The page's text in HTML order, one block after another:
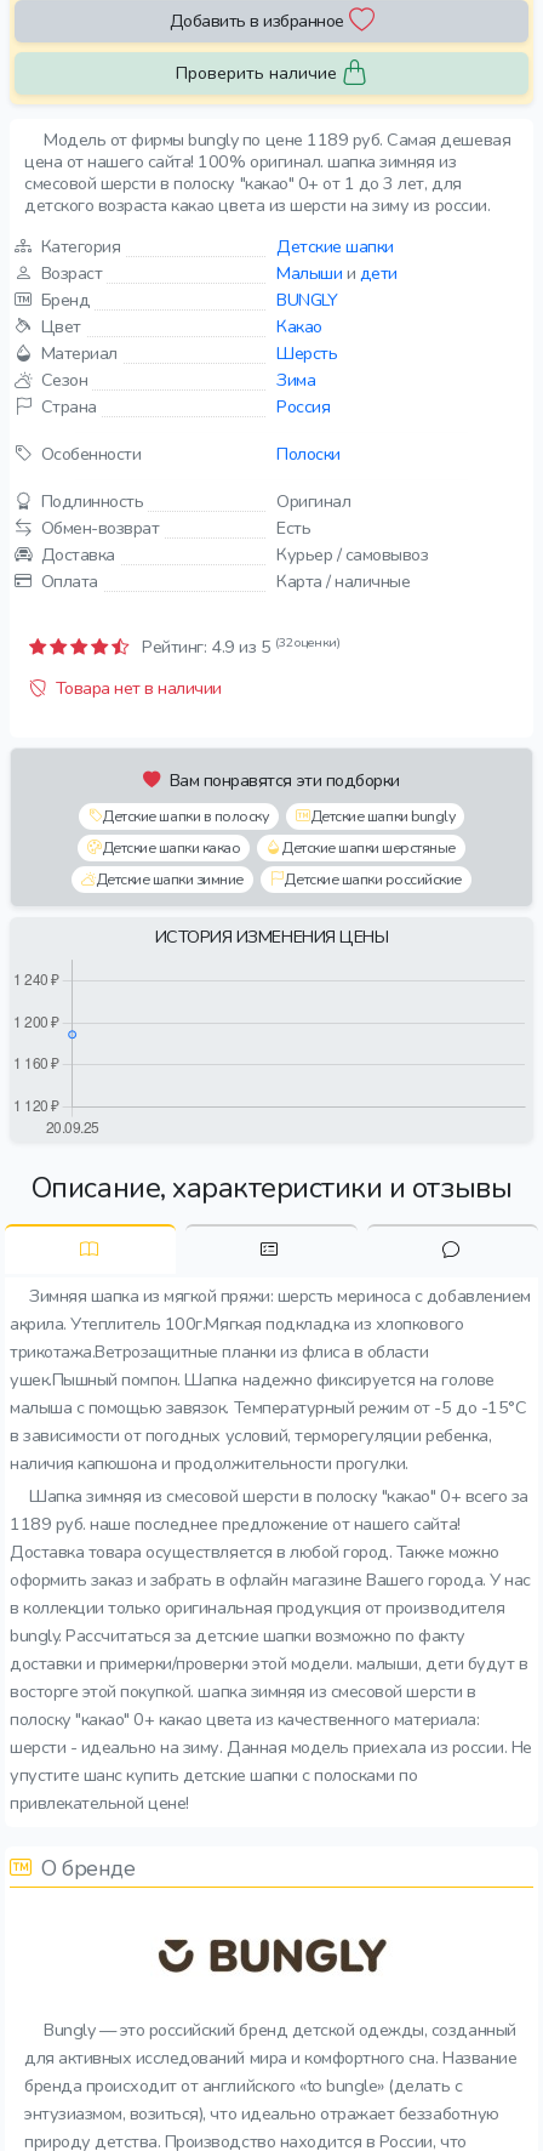
Модель от фирмы bungly по цене 1189 руб. Самая дешевая
цена от нашего сайта! 100% оригинал. шапка зимняя из
смесовой шерсти в полоску "какао" 0+ от 1 до 3 лет, для
детского возраста какао цвета из шерсти на зиму из россии.
Категория
Детские шапки
Возраст
Малыши и дети
Бренд
BUNGLY
Цвет
Какао
Материал
Шерсть
Сезон
Зима
Страна
Россия
Особенности
Полоски
Подлинность
Оригинал
Обмен-возврат
Есть
Доставка
Курьер / самовывоз
Оплата
Карта / наличные
Рейтинг: 4.9 из 5 (32 оценки)
Товара нет в наличии
Вам понравятся эти подборки
Детские шапки в полоску
Детские шапки bungly
Детские шапки какао
Детские шапки шерстяные
Детские шапки зимние
Детские шапки российские
ИСТОРИЯ ИЗМЕНЕНИЯ ЦЕНЫ
Добавить в избранное
Проверить наличие
Описание, характеристики и отзывы
Зимняя шапка из мягкой пряжи: шерсть мериноса с добавлением
акрила. Утеплитель 100г.Мягкая подкладка из хлопкового
трикотажа.Ветрозащитные планки из флиса в области
ушек.Пышный помпон. Шапка надежно фиксируется на голове
малыша с помощью завязок. Температурный режим от -5 до -15°C
в зависимости от погодных условий, терморегуляции ребенка,
наличия капюшона и продолжительности прогулки.
Шапка зимняя из смесовой шерсти в полоску "какао" 0+ всего за
1189 руб. наше последнее предложение от нашего сайта!
Доставка товара осуществляется в любой город. Также можно
оформить заказ и забрать в офлайн магазине Вашего города. У нас
в коллекции только оригинальная продукция от производителя
bungly. Рассчитаться за детские шапки возможно по факту
доставки и примерки/проверки этой модели. малыши, дети будут в
восторге этой покупкой. шапка зимняя из смесовой шерсти в
полоску "какао" 0+ какао цвета из качественного материала:
шерсти - идеально на зиму. Данная модель приехала из россии. Не
упустите шанс купить детские шапки с полосками по
привлекательной цене!
О бренде
Bungly — это российский бренд детской одежды, созданный
для активных исследований мира и комфортного сна. Название
бренда происходит от английского «to bungle» (делать с
энтузиазмом, возиться), что идеально отражает беззаботную
природу детства. Производство находится в России, что